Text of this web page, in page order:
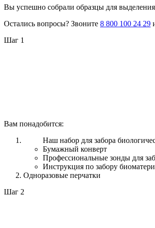
Вы успешно собрали образцы для
Остались вопросы? Звоните 8 800 100 24 29
Шаг 1
Вам понадобится:
Наш набор для забора
Бумажный конверт
Профессиональные зонды для
Инструкция по забору
Одноразовые перчатки
Шаг 2